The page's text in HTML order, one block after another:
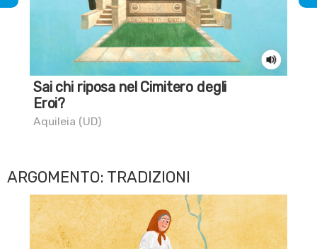
Sai chi riposa nel Cimitero degli
Eroi?
Aquileia (UD)
ARGOMENTO: TRADIZIONI